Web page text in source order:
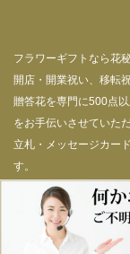
フラワーギフトなら花
開店・開業祝い、移転
贈答花を専門に500点
をお手伝いさせていた
立札・メッセージカー
す。